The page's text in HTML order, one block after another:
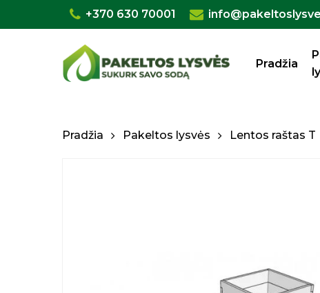
to
+370 630 70001
Pradžia
Pradžia Pakeltos lysvės Lentos raštas T